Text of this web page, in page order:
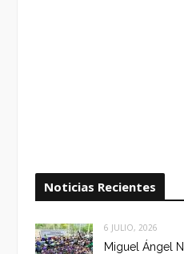
Noticias Recientes
6 JULIO, 2026
Miguel Ángel